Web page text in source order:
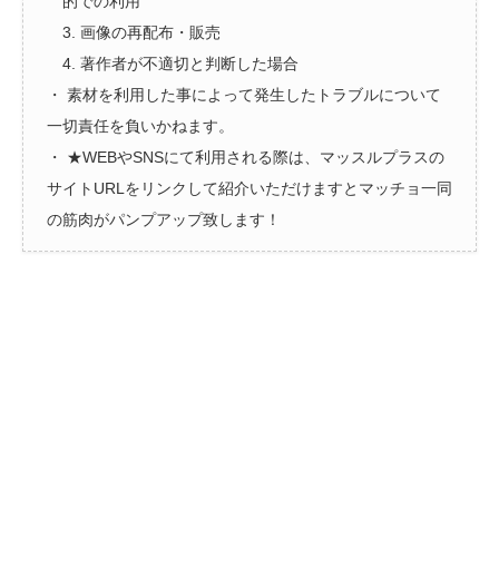
3. 画像の再配布・販売
4. 著作者が不適切と判断した場合
・ 素材を利用した事によって発生したトラブルについて
一切責任を負いかねます。
・ ★WEBやSNSにて利用される際は、マッスルプラスの
サイトURLをリンクして紹介いただけますとマッチョ一同
の筋肉がパンプアップ致します！